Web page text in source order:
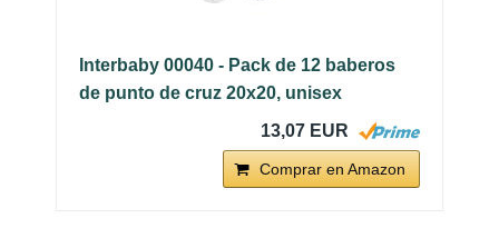
Interbaby 00040 - Pack de 12 baberos
de punto de cruz 20x20, unisex
13,07 EUR
Comprar en Amazon